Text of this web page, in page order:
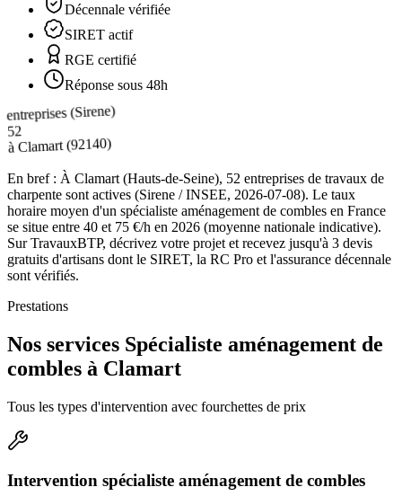
Décennale vérifiée
SIRET actif
RGE certifié
Réponse sous 48h
entreprises (Sirene)
52
àClamart(92140)
En bref : À Clamart (Hauts-de-Seine), 52 entreprises de travaux de
charpente sont actives (Sirene / INSEE, 2026-07-08). Le taux
horaire moyen d'un spécialiste aménagement de combles en France
se situe entre 40 et 75 €/h en 2026 (moyenne nationale indicative).
Sur TravauxBTP, décrivez votre projet et recevez jusqu'à 3 devis
gratuits d'artisans dont le SIRET, la RC Pro et l'assurance décennale
sont vérifiés.
Prestations
Nos services Spécialiste aménagement de
combles à Clamart
Tous les types d'intervention avec fourchettes de prix
Intervention spécialiste aménagement de combles